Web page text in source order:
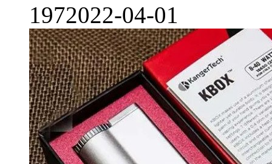
1972022-04-01